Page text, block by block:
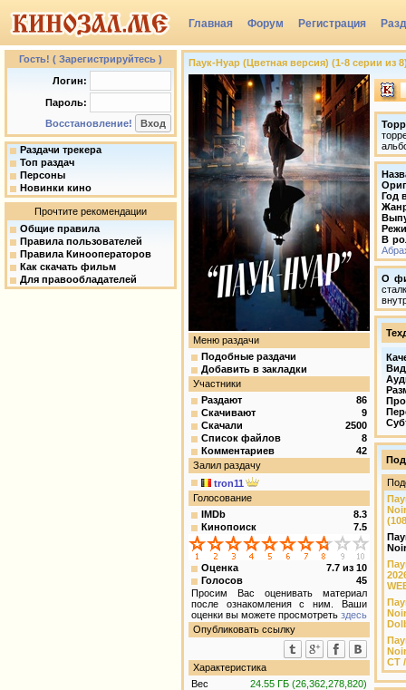
Главная Форум Регистрация
Группы
Гость! ( Зарегистрируйтесь )
Логин:
Пароль:
Восстановление!
Раздачи трекера
Топ раздач
Персоны
Новинки кино
Прочтите рекомендации
Общие правила
Правила пользователей
Правила Кинооператоров
Как скачать фильм
Для правообладателей
Паук-Нуар (Цветная версия) (1-8 серии из
Меню раздачи
Подобные раздачи
Добавить в закладки
Участники
Раздают
86
Скачивают
9
Скачали
2500
Список файлов
8
Комментариев
42
Залил раздачу
tron11
Голосование
IMDb
8.3
Кинопоиск
7.5
Оценка 7.7 из 10
Голосов
45
Просим Вас оценивать материал
после ознакомления с ним. Ваши
оценки вы можете просмотреть здесь
Опубликовать ссылку
Характеристика
Вес
24.55 ГБ (26,362,278,820)
Год
В
О
СТ /